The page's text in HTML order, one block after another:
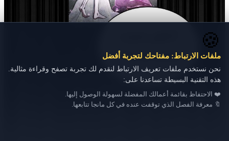
🍪
ملفات الارتباط: مفتاحك لتجربة أفضل
نحن نستخدم ملفات تعريف الارتباط لنقدم لك تجربة تصفح وقراءة مثالية.
هذه التقنية البسيطة تساعدنا على:
❤️ الاحتفاظ بقائمة أعمالك المفضلة لسهولة الوصول إليها.
🔖 معرفة الفصل الذي توقفت عنده في كل مانجا تتابعها.